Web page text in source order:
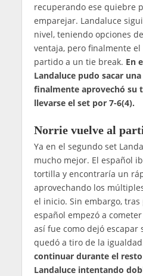
recuperando ese quiebre
emparejar. Landaluce
nivel, teniendo opciones
ventaja, pero finalmente
partido a un tie break. En
Landaluce pudo sacar
finalmente aprovechó su
llevarse el set por 7-6(4).
Norrie vuelve al
Ya en el segundo set
mucho mejor. El español
tortilla y encontraría un
aprovechando los
el inicio. Sin embargo,
español empezó a
así fue como dejó escapar
quedó a tiro de la
continuar durante el
Landaluce intentando